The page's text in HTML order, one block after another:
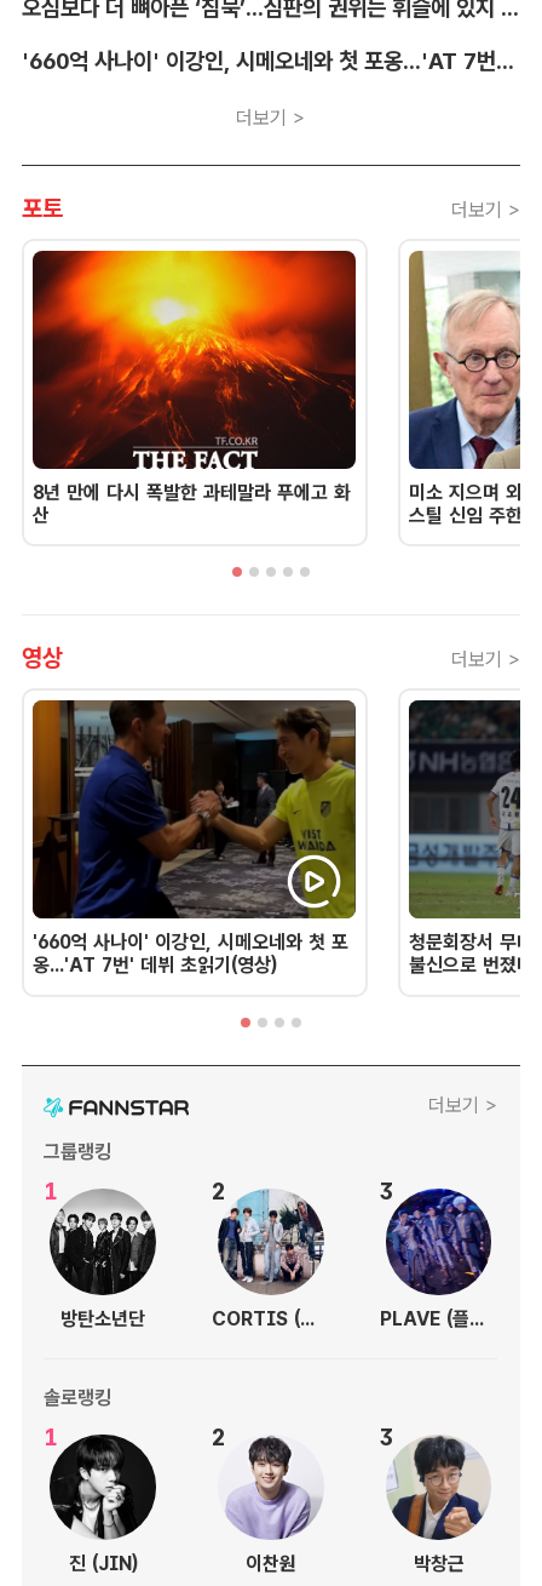
오심보다 더 뼈아픈 ‘침묵’...심판의 권위는 휘슬에 있지 않다 [박순규의 창]
'660억 사나이' 이강인, 시메오네와 첫 포옹...'AT 7번' 데뷔 초읽기
더보기 >
포토 더보기 >
8년 만에 다시 폭발한 과테말라 푸에고 화
산
미소 지으며 외
스틸 신임 주한
영상 더보기 >
'660억 사나이' 이강인, 시메오네와 첫 포
옹...'AT 7번' 데뷔 초읽기(영상)
청문회장서 무너
불신으로 번졌
더보기 >
그룹랭킹
1
방탄소년단
2
CORTIS (코르티스)
3
PLAVE (플레이브)
솔로랭킹
1
진 (JIN)
2
이찬원
3
박창근